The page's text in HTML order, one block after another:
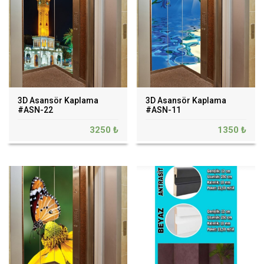
3D Asansör Kaplama
#ASN-22
3250 ₺
3D Asansör Kaplama
#ASN-11
1350 ₺